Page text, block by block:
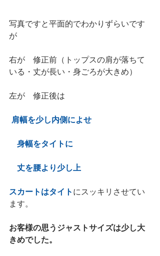
写真ですと平面的でわかりずらいです
が
右が　修正前（トップスの肩が落ちて
いる・丈が長い・身ごろが大きめ）
左が　修正後は
肩幅を少し内側によせ
身幅をタイトに
丈を腰より少し上
スカートはタイト にスッキリさせてい
ます。
お客様の思うジャストサイズは少し大
きめでした。